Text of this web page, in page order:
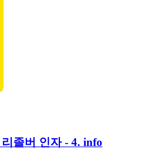
졸버 인자 - 4. info